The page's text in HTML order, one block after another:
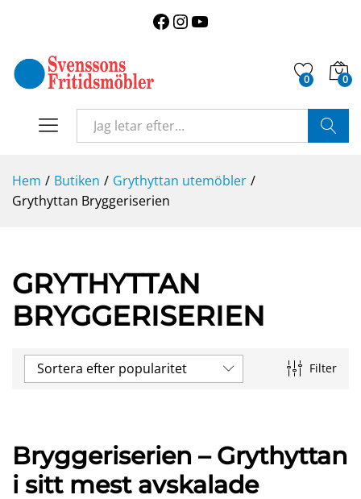
Facebook
Instagram
0 0
Hem / Butiken / Grythyttan utemöbler /
Grythyttan Bryggeriserien
GRYTHYTTAN
BRYGGERISERIEN
Filter
Sortera efter popularitet
Bryggeriserien – Grythyttan
i sitt mest avskalade